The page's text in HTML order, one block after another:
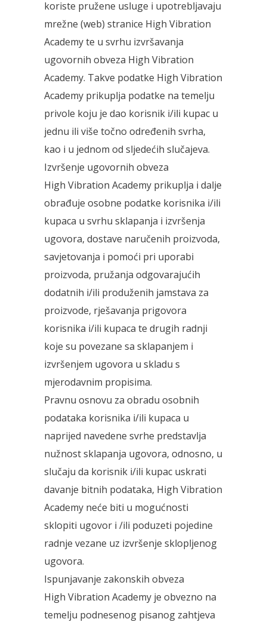
koriste pružene usluge i upotrebljavaju
mrežne (web) stranice High Vibration
Academy te u svrhu izvršavanja
ugovornih obveza High Vibration
Academy. Takve podatke High Vibration
Academy prikuplja podatke na temelju
privole koju je dao korisnik i/ili kupac u
jednu ili više točno određenih svrha,
kao i u jednom od sljedećih slučajeva.
Izvršenje ugovornih obveza
High Vibration Academy prikuplja i dalje
obrađuje osobne podatke korisnika i/ili
kupaca u svrhu sklapanja i izvršenja
ugovora, dostave naručenih proizvoda,
savjetovanja i pomoći pri uporabi
proizvoda, pružanja odgovarajućih
dodatnih i/ili produženih jamstava za
proizvode, rješavanja prigovora
korisnika i/ili kupaca te drugih radnji
koje su povezane sa sklapanjem i
izvršenjem ugovora u skladu s
mjerodavnim propisima.
Pravnu osnovu za obradu osobnih
podataka korisnika i/ili kupaca u
naprijed navedene svrhe predstavlja
nužnost sklapanja ugovora, odnosno, u
slučaju da korisnik i/ili kupac uskrati
davanje bitnih podataka, High Vibration
Academy neće biti u mogućnosti
sklopiti ugovor i /ili poduzeti pojedine
radnje vezane uz izvršenje sklopljenog
ugovora.
Ispunjavanje zakonskih obveza
High Vibration Academy je obvezno na
temelju podnesenog pisanog zahtjeva